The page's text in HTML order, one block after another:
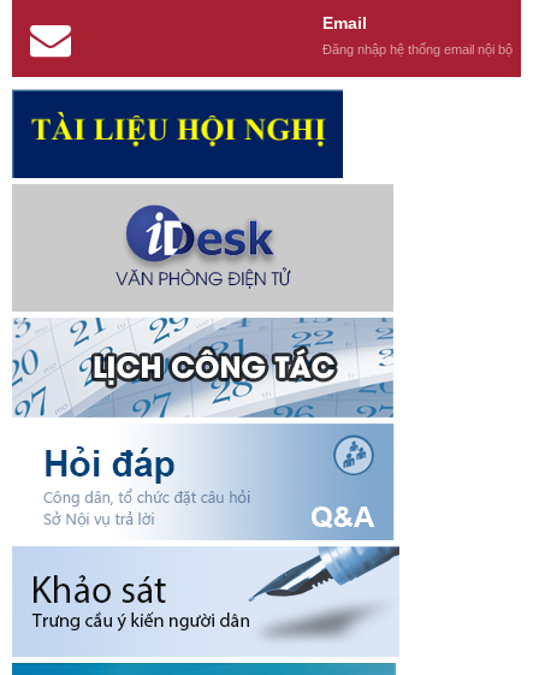
Email
Đăng nhập hệ thống email nội bộ